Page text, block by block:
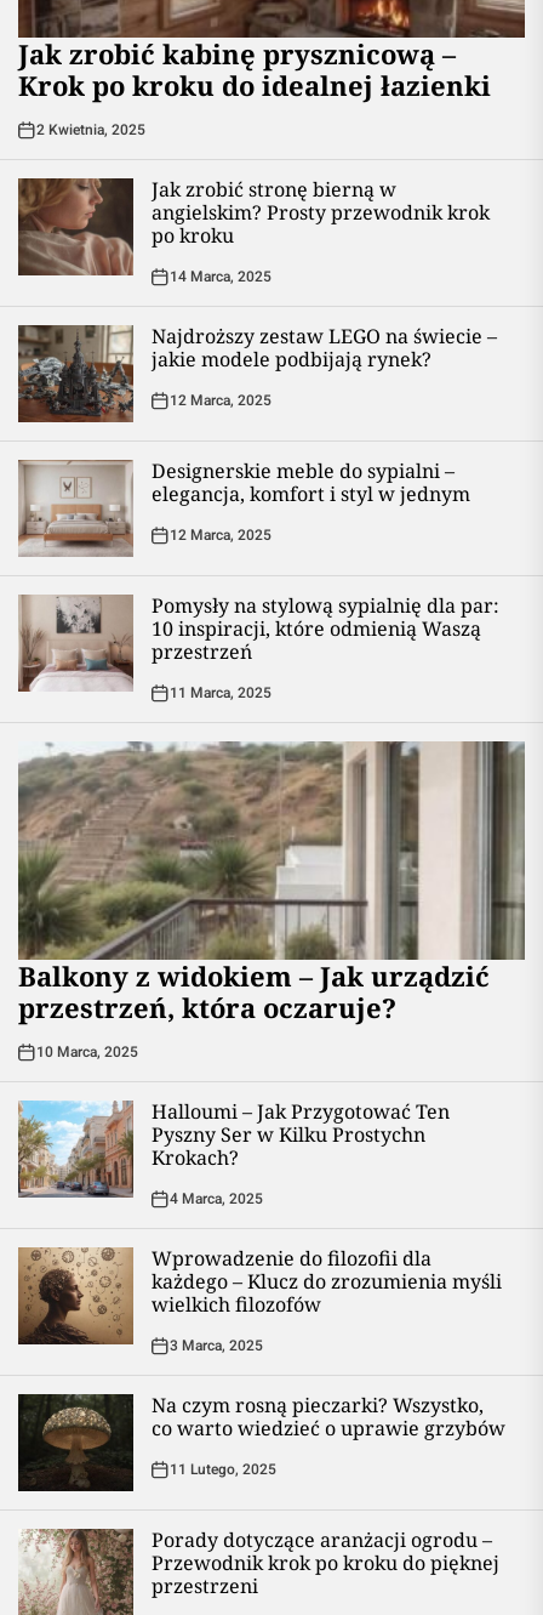
Jak zrobić kabinę prysznicową –
Krok po kroku do idealnej łazienki
2 Kwietnia, 2025
Jak zrobić stronę bierną w
angielskim? Prosty przewodnik krok
po kroku
14 Marca, 2025
Najdroższy zestaw LEGO na świecie –
jakie modele podbijają rynek?
12 Marca, 2025
Designerskie meble do sypialni –
elegancja, komfort i styl w jednym
12 Marca, 2025
Pomysły na stylową sypialnię dla par:
10 inspiracji, które odmienią Waszą
przestrzeń
11 Marca, 2025
Balkony z widokiem – Jak urządzić
przestrzeń, która oczaruje?
10 Marca, 2025
Halloumi – Jak Przygotować Ten
Pyszny Ser w Kilku Prostychn
Krokach?
4 Marca, 2025
Wprowadzenie do filozofii dla
każdego – Klucz do zrozumienia myśli
wielkich filozofów
3 Marca, 2025
Na czym rosną pieczarki? Wszystko,
co warto wiedzieć o uprawie grzybów
11 Lutego, 2025
Porady dotyczące aranżacji ogrodu –
Przewodnik krok po kroku do pięknej
przestrzeni